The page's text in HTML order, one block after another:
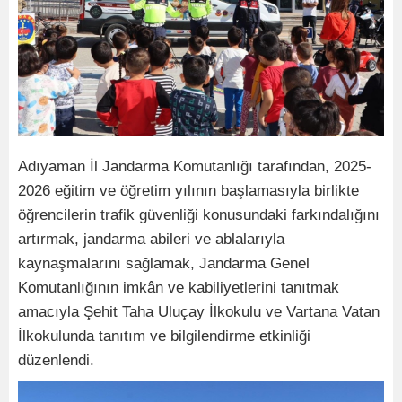
Adıyaman İl Jandarma Komutanlığı tarafından, 2025-
2026 eğitim ve öğretim yılının başlamasıyla birlikte
öğrencilerin trafik güvenliği konusundaki farkındalığını
artırmak, jandarma abileri ve ablalarıyla
kaynaşmalarını sağlamak, Jandarma Genel
Komutanlığının imkân ve kabiliyetlerini tanıtmak
amacıyla Şehit Taha Uluçay İlkokulu ve Vartana Vatan
İlkokulunda tanıtım ve bilgilendirme etkinliği
düzenlendi.